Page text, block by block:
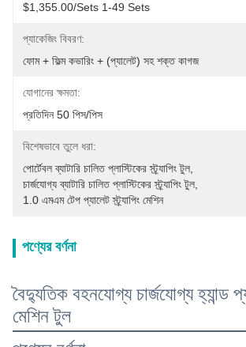
$1,355.00/sets 1-49 Sets
প্যাকেজিং বিবরণ:
ফোম + ফিল্ম কভারিং + (প্যালেট) সহ শক্ত কাগজ
যোগানের ক্ষমতা:
প্রতিদিন 50 পিস/পিস
বিশেষভাবে তুলে ধরা:
পোর্টেবল ব্যাটারি চালিত প্লাস্টিকের স্ট্র্যাপিং টুল
চার্জযোগ্য ব্যাটারি চালিত প্লাস্টিকের স্ট্র্যাপিং টুল
1.0 এমএম টেপ প্যালেট স্ট্র্যাপিং মেশিন
পণ্যের বর্ণনা
বৈদ্যুতিক বহনযোগ্য চার্জযোগ্য হ্যান্ড
মেশিন টুল